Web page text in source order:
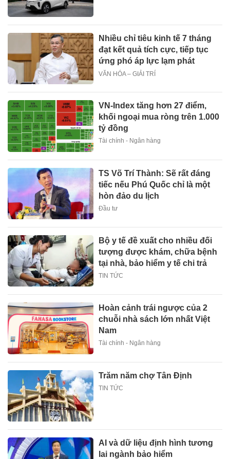
Nhiều chỉ tiêu kinh tế 7 tháng
đạt kết quả tích cực, tiếp tục
ứng phó áp lực lạm phát
VĂN HÓA – GIẢI TRÍ
VN-Index tăng hơn 27 điểm,
khối ngoại mua ròng trên 1.000
tỷ đồng
Tài chính - Ngân hàng
TS Võ Trí Thành: Sẽ rất đáng
tiếc nếu Phú Quốc chỉ là một
hòn đảo du lịch
Đầu tư
Bộ y tế đề xuất cho nhiều đối
tượng được khám, chữa bệnh
tại nhà, bảo hiểm y tế chi trả
TIN TỨC
Hoàn cảnh trái ngược của 2
chuỗi nhà sách lớn nhất Việt
Nam
Tài chính - Ngân hàng
Trăm năm chợ Tân Định
TIN TỨC
AI và dữ liệu định hình tương
lai ngành bảo hiểm